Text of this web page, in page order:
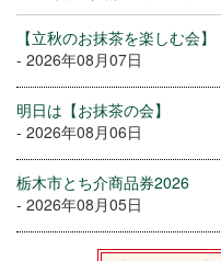
【立秋のお抹茶を楽しむ会】
- 2026年08月07日
明日は【お抹茶の会】
- 2026年08月06日
栃木市とち介商品券2026
- 2026年08月05日